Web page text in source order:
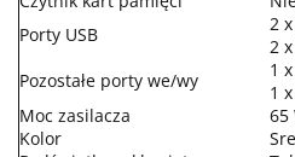
Porty USB
2
2
Pozostałe porty we/wy
1
1
Moc zasilacza
65
Kolor